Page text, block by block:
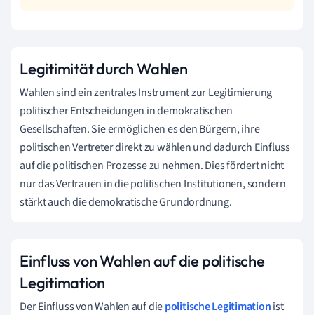
Legitimität durch Wahlen
Wahlen sind ein zentrales Instrument zur Legitimierung
politischer Entscheidungen in demokratischen
Gesellschaften. Sie ermöglichen es den Bürgern, ihre
politischen Vertreter direkt zu wählen und dadurch Einfluss
auf die politischen Prozesse zu nehmen. Dies fördert nicht
nur das Vertrauen in die politischen Institutionen, sondern
stärkt auch die demokratische Grundordnung.
Einfluss von Wahlen auf die politische
Legitimation
Der Einfluss von Wahlen auf diepolitische Legitimationist